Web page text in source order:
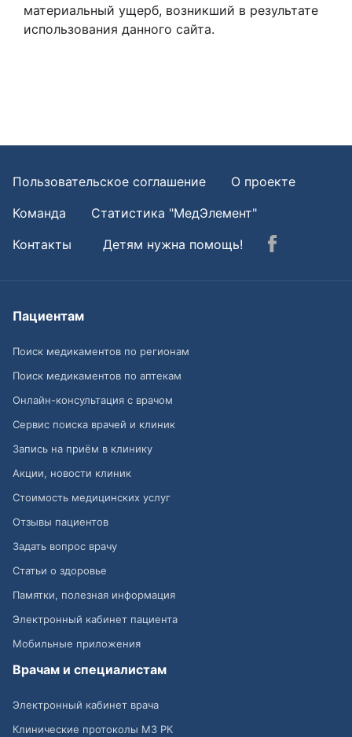
материальный ущерб, возникший в результате
использования данного сайта.
Пользовательское соглашение
О проекте
Команда
Статистика "МедЭлемент"
Контакты
Детям нужна помощь!
Пациентам
Поиск медикаментов по регионам
Поиск медикаментов по аптекам
Онлайн-консультация с врачом
Сервис поиска врачей и клиник
Запись на приём в клинику
Акции, новости клиник
Стоимость медицинских услуг
Отзывы пациентов
Задать вопрос врачу
Статьи о здоровье
Памятки, полезная информация
Электронный кабинет пациента
Мобильные приложения
Врачам и специалистам
Электронный кабинет врача
Клинические протоколы МЗ РК